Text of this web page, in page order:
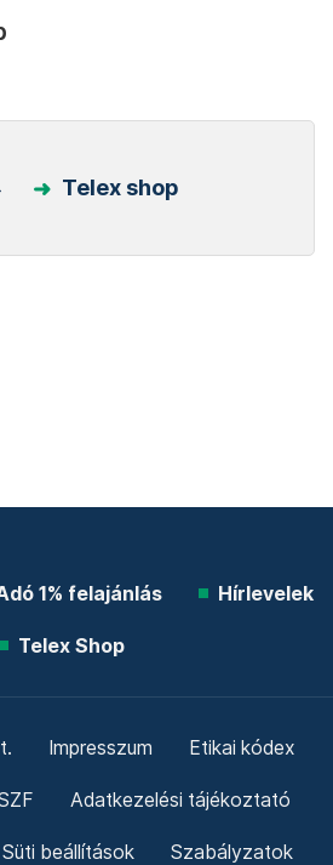
Telex shop
1% felajánlás Hírlevelek
Telex Shop
Impresszum Etikai kódex
Adatkezelési tájékoztató
Süti beállítások Szabályzatok